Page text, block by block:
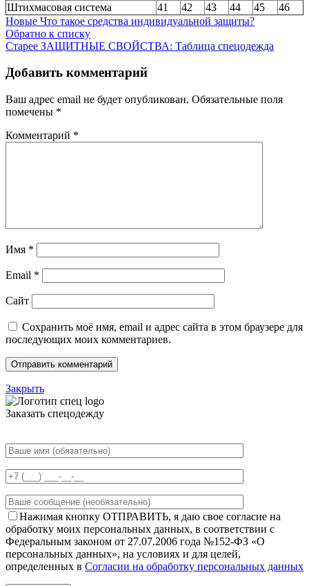
Штихмасовая система
41 42 43 44 45
46
Новые Что такое средства индивидуальной защиты?
Обратно к списку
Старее ЗАЩИТНЫЕ СВОЙСТВА: Таблица спецодежда
Добавить комментарий
Ваш адрес email не будет опубликован. Обязательные поля
помечены *
Комментарий *
Имя *
Email *
Сайт
Сохранить моё имя, email и адрес сайта в этом браузере для
последующих моих комментариев.
Закрыть
Заказать спецодежду
Нажимая кнопку ОТПРАВИТЬ, я даю свое согласие на
обработку моих персональных данных, в соответствии с
Федеральным законом от 27.07.2006 года №152-ФЗ «О
персональных данных», на условиях и для целей,
определенных в Согласии на обработку персональных данных